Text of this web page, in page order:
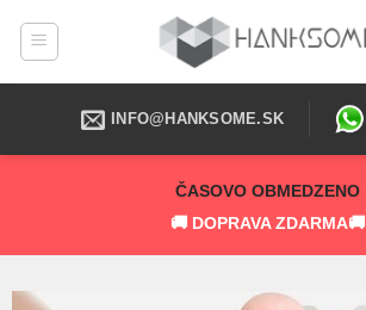
INFO@HANKSOME.SK
ČASOVO OBMEDZENO
🚚 DOPRAVA ZDARMA🚚